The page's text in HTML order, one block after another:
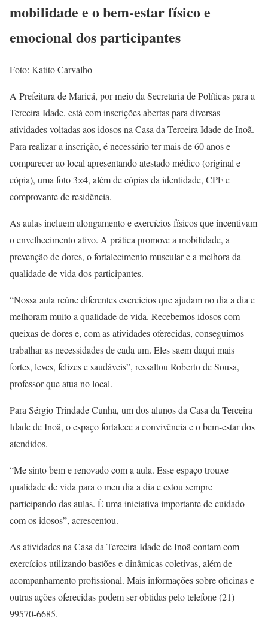
mobilidade e o bem-estar físico e
emocional dos participantes
Foto: Katito Carvalho
A Prefeitura de Maricá, por meio da Secretaria de Políticas para a
Terceira Idade, está com inscrições abertas para diversas
atividades voltadas aos idosos na Casa da Terceira Idade de Inoã.
Para realizar a inscrição, é necessário ter mais de 60 anos e
comparecer ao local apresentando atestado médico (original e
cópia), uma foto 3×4, além de cópias da identidade, CPF e
comprovante de residência.
As aulas incluem alongamento e exercícios físicos que incentivam
o envelhecimento ativo. A prática promove a mobilidade, a
prevenção de dores, o fortalecimento muscular e a melhora da
qualidade de vida dos participantes.
“Nossa aula reúne diferentes exercícios que ajudam no dia a dia e
melhoram muito a qualidade de vida. Recebemos idosos com
queixas de dores e, com as atividades oferecidas, conseguimos
trabalhar as necessidades de cada um. Eles saem daqui mais
fortes, leves, felizes e saudáveis”, ressaltou Roberto de Sousa,
professor que atua no local.
Para Sérgio Trindade Cunha, um dos alunos da Casa da Terceira
Idade de Inoã, o espaço fortalece a convivência e o bem-estar dos
atendidos.
“Me sinto bem e renovado com a aula. Esse espaço trouxe
qualidade de vida para o meu dia a dia e estou sempre
participando das aulas. É uma iniciativa importante de cuidado
com os idosos”, acrescentou.
As atividades na Casa da Terceira Idade de Inoã contam com
exercícios utilizando bastões e dinâmicas coletivas, além de
acompanhamento profissional. Mais informações sobre oficinas e
outras ações oferecidas podem ser obtidas pelo telefone (21)
99570-6685.